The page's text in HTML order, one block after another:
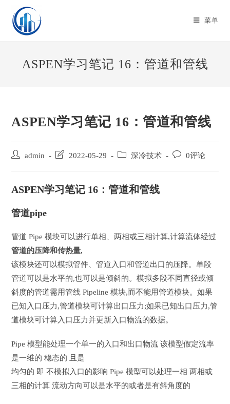
content
菜单
ASPEN学习笔记 16：管道和管线
ASPEN学习笔记 16：管道和管线
Post
admin
Post
2022-05-29
Post
深冷技术
Post
0评论
ASPEN学习笔记 16：管道和管线
管道pipe
管道 Pipe 模块可以进行单相、两相或三相计算,计算流体经过
管道的压降和传热量,
该模块还可以模拟管件、管道入口和管道出口的压降。单段
管道可以是水平的,也可以是倾斜的。模拟多段不同直径或倾
斜度的管道需用管线 Pipeline 模块,而不能用管道模块。如果
已知入口压力,管道模块可计算出口压力;如果已知出口压力,管
道模块可计算入口压力并更新入口物流的数据。
Pipe 模型能处理一个单一的入口和出口物流 该模型假定流率
是一维的 稳态的 且是
均匀的 即 不模拟入口的影响 Pipe 模型可以处理一相 两相或
三相的计算 流动方向可以是水平的或者是有斜角度的